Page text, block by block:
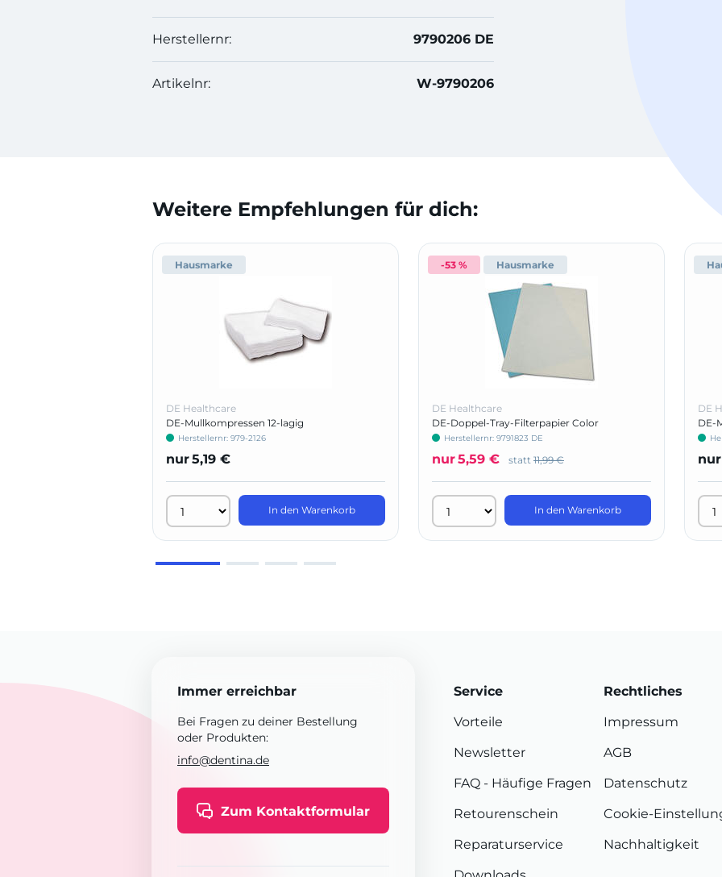
Herstellernr: 9790206 DE
Artikelnr: W-9790206
Weitere Empfehlungen für dich:
Hausmarke
DE Healthcare
DE-Mullkompressen 12-lagig
Herstellernr: 979-2126
nur5,19 €
In den Warenkorb
-53 % Hausmarke
DE Healthcare
DE-Doppel-Tray-Filterpapier Color
Herstellernr: 9791823 DE
nur5,59 € statt 11,99 €
In den Warenkorb
DE
DE-
nur
Immer erreichbar
Bei Fragen zu deiner Bestellung
oder Produkten:
info@dentina.de
Zum Kontaktformular
Service
Vorteile
Newsletter
FAQ - Häufige Fragen
Retourenschein
Reparaturservice
Rechtliches
Impressum
AGB
Datenschutz
Cookie-
Nachhaltigkeit